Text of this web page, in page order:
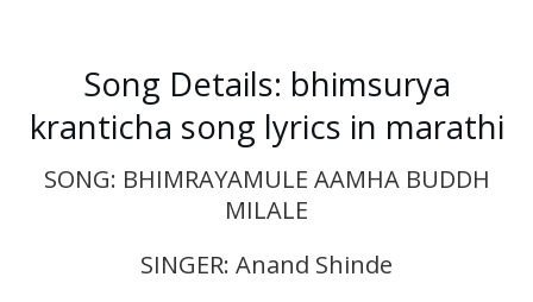
Song Details: bhimsurya
kranticha song lyrics in marathi
SONG: BHIMRAYAMULE AAMHA BUDDH
MILALE
SINGER: Anand Shinde